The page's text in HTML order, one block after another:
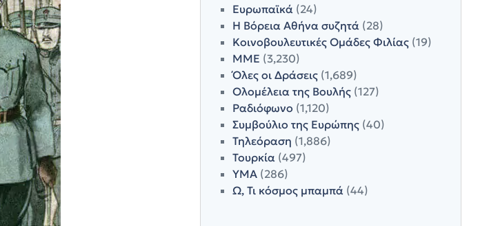
Ευρωπαϊκά(24)
Η Βόρεια Αθήνα συζητά(28)
Κοινοβουλευτικές Ομάδες Φιλίας(19)
ΜΜΕ (3,230)
Όλες οι Δράσεις(1,689)
Ολομέλεια της Βουλής(127)
Ραδιόφωνο (1,120)
Συμβούλιο της Ευρώπης(40)
Τηλεόραση (1,886)
Τουρκία(497)
ΥΜΑ(286)
Ω, Τι κόσμος μπαμπά(44)